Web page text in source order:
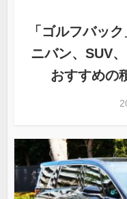
「ゴルフバッ
ニバン、SUV
おすすめの